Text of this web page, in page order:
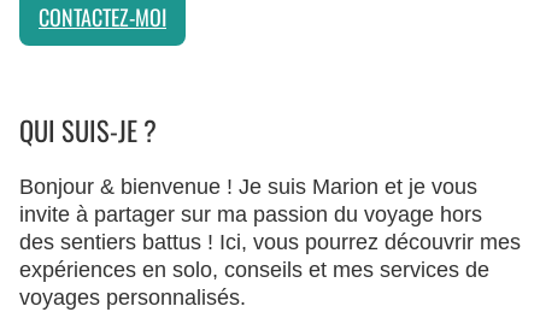
CONTACTEZ-MOI
QUI SUIS-JE ?
Bonjour & bienvenue ! Je suis Marion et je vous
invite à partager sur ma passion du voyage hors
des sentiers battus ! Ici, vous pourrez découvrir mes
expériences en solo, conseils et mes services de
voyages personnalisés.